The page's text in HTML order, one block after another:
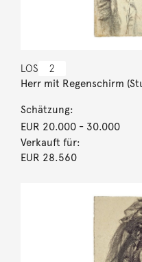
LOS 2
Herr mit Regenschirm
Schätzung:
EUR 20.000- 30.000
Verkauft für:
EUR 28.560